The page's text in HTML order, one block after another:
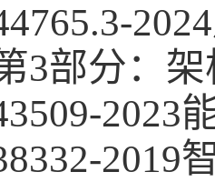
2024
3部分：架
2023
2019